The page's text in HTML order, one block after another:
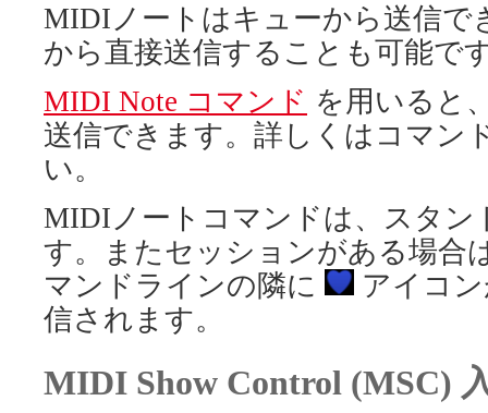
MIDIノートはキューから送信
から直接送信することも可能で
MIDI Note コマンド を用いると
送信できます。詳しくはコマン
い。
MIDIノートコマンドは、スタン
す。またセッションがある場合
マンドラインの隣に
アイコ
信されます。
MIDI Show Control (MSC)